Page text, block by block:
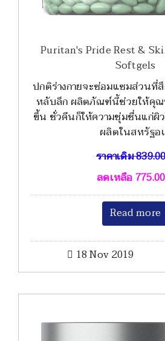
Puritan's Pride Rest &
Softgels
ปกติร่างกายจะซ่อมแซมส่วนที่
หลับลึก ผลิตภัณฑ์นี้ช่วยให้คุณ
ขึ้น ชั่วคืนก็ให้ความชุ่มชื่นแก่
ผลิตในสหรัฐอ
ราคาเดิม
ลดเหลือ 775.00
Read more
18 Nov 2019